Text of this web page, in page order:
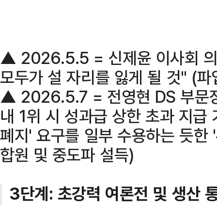
▲ 2026.5.5 = 신제윤 이사회
모두가 설 자리를 잃게 될 것" (
▲ 2026.5.7 = 전영현 DS 부문
내 1위 시 성과급 상한 초과 지
폐지' 요구를 일부 수용하는 듯한
합원 및 중도파 설득)
3단계: 초강력 여론전 및 생